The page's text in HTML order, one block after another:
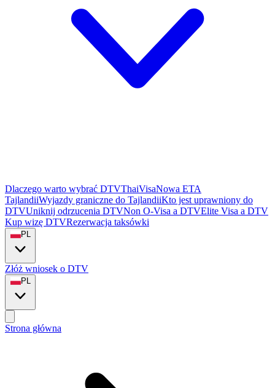
Dlaczego warto wybrać DTVThaiVisaNowa ETA
TajlandiiWyjazdy graniczne do TajlandiiKto jest uprawniony do
DTVUniknij odrzucenia DTVNon O-Visa a DTVElite Visa a DTV
Kup wizę DTVRezerwacja taksówki
PL
Złóż wniosek o DTV
PL
Strona główna